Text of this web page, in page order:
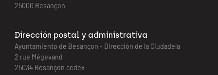
25000 Besançon
Dirección postal y administrativa
Ayuntamiento de Besançon - Dirección de la Ciudadela
2 rue Mégevand
25034 Besançon cedex